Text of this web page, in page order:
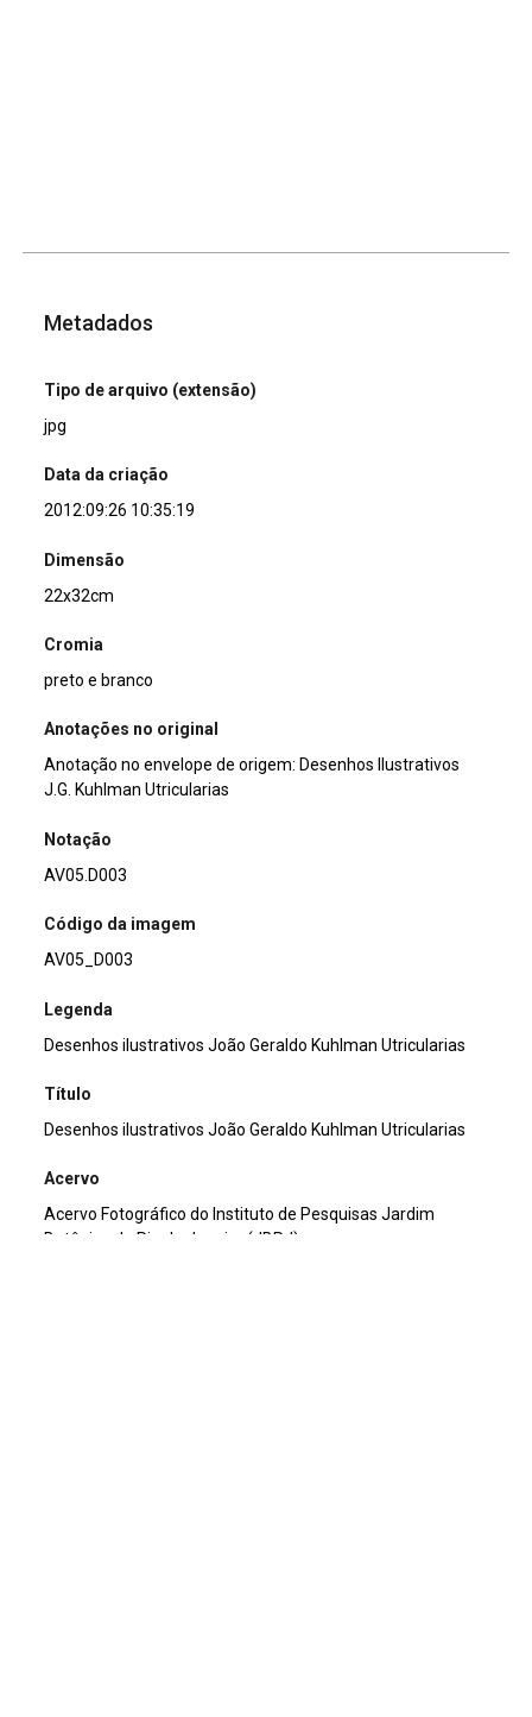
Metadados
Tipo de arquivo (extensão)
jpg
Data da criação
2012:09:26 10:35:19
Dimensão
22x32cm
Cromia
preto e branco
Anotações no original
Anotação no envelope de origem: Desenhos Ilustrativos
J.G. Kuhlman Utricularias
Notação
AV05.D003
Código da imagem
AV05_D003
Legenda
Desenhos ilustrativos João Geraldo Kuhlman Utricularias
Título
Desenhos ilustrativos João Geraldo Kuhlman Utricularias
Acervo
Acervo Fotográfico do Instituto de Pesquisas Jardim
Botânico do Rio de Janeiro (JBRJ)